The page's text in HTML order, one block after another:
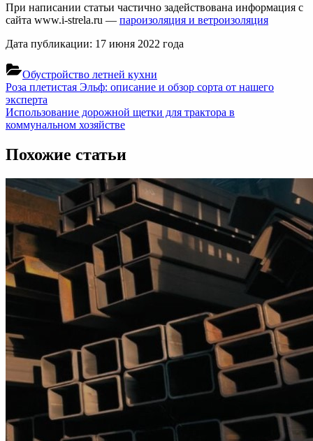
При написании статьи частично задействована информация с
сайта www.i-strela.ru — пароизоляция и ветроизоляция
Дата публикации: 17 июня 2022 года
Обустройство летней кухни
Навигация
по
записям
Previous
Post:
Роза плетистая Эльф: описание и обзор сорта от нашего
эксперта
Next
Post:
Использование дорожной щетки для трактора в
коммунальном хозяйстве
Похожие статьи